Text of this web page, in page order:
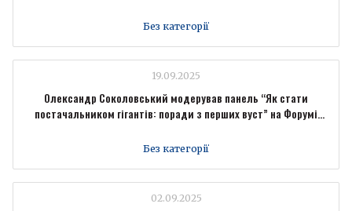
Без категорії
19.09.2025
Олександр Соколовський модерував панель “Як стати
постачальником гігантів: поради з перших вуст” на Форумі
Без категорії
02.09.2025